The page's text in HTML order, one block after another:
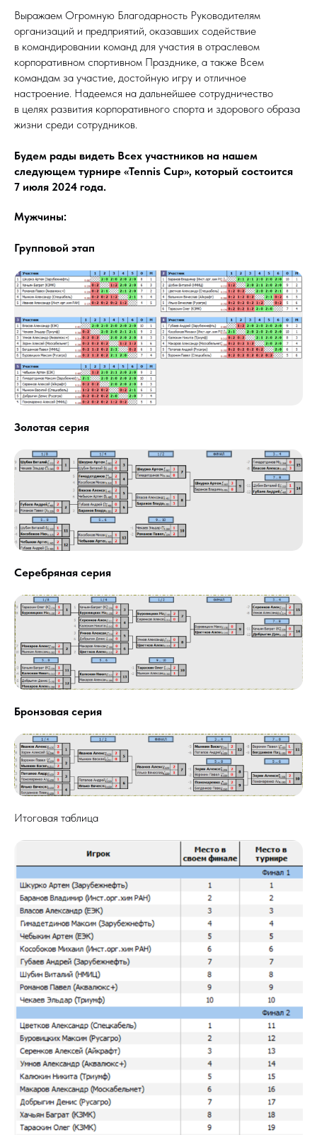
Выражаем Огромную Благодарность Руководителям
организаций и предприятий, оказавших содействие
в командировании команд для участия в отраслевом
корпоративном спортивном Празднике, а также Всем
командам за участие, достойную игру и отличное
настроение. Надеемся на дальнейшее сотрудничество
в целях развития корпоративного спорта и здорового образа
жизни среди сотрудников.
Будем рады видеть Всех участников на нашем
следующем турнире «Tennis Cup», который состоится
7 июля 2024 года.
Мужчины:
Групповой этап
Золотая серия
Серебряная серия
Бронзовая серия
Итоговая таблица